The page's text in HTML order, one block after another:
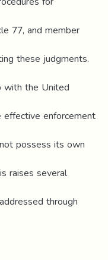
77, and member
these judgments.
with the United
enforcement
possess its own
raises several
through